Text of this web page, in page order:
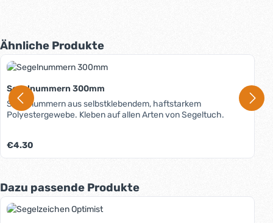
Produktgalerie überspringen
Ähnliche Produkte
Segelnummern 300mm
Segelnummern aus selbstklebendem, haftstarkem
Polyestergewebe. Kleben auf allen Arten von Segeltuch.
Regulärer Preis:
€4.30
Produktgalerie überspringen
Dazu passende Produkte